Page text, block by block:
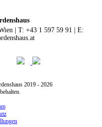
| T: +43 1 597 59 91 | E:
2019 - 2026